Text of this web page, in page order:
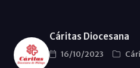
Cáritas Diocesana
16/10/2023